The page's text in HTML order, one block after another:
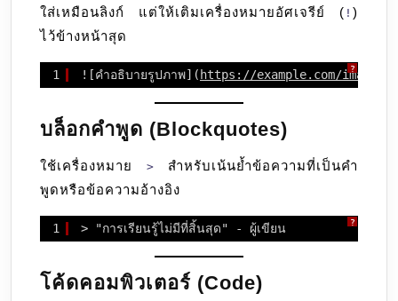
ใส่เหมือนลิงก์ แต่ให้เติมเครื่องหมายอัศเจรีย์ ( ! )
ไว้ข้างหน้าสุด
?
1 ![คำอธิบายรูปภาพ]( https://example.com/
บล็อกคำพูด (Blockquotes)
ใช้เครื่องหมาย > สำหรับเน้นย้ำข้อความที่เป็นคำ
พูดหรือข้อความอ้างอิง
?
1 > "การเรียนรู้ไม่มีที่สิ้นสุด" - ผู้เขียน
โค้ดคอมพิวเตอร์ (Code)